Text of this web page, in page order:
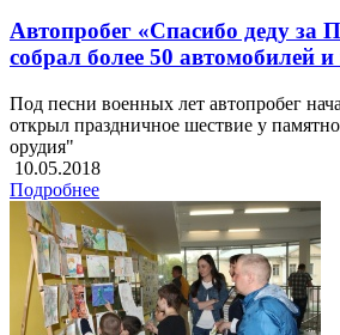
Автопробег «Спасибо деду за
собрал более 50 автомобилей
Под песни военных лет автопробег
открыл праздничное шествие у
орудия"
10.05.2018
Подробнее